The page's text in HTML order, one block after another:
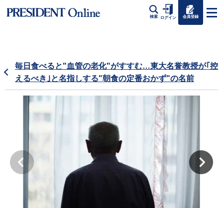
検索 ログイン 会員登録
毎日食べると"血管の老化"がすすむ…東大名誉教授が｢控
えるべき｣と名指しする"朝食の定番おかず"の名前